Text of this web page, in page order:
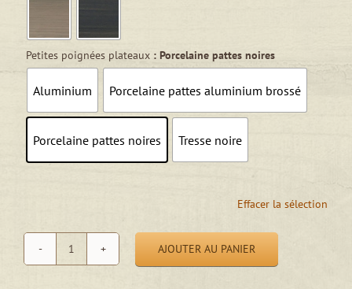
Petites poignées plateaux : Porcelaine pattes noires
Aluminium Porcelaine pattes aluminium brossé
Porcelaine pattes noires Tresse noire
Effacer la sélection
quantité
AJOUTER AU PANIER